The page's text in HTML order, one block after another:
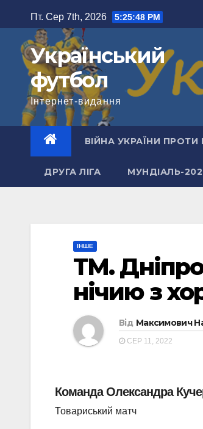
до
вмісту
Пт. Сер 7th, 2026 5:25:49 PM
Український
футбол
Інтернет-видання
ВІЙНА УКРАЇНИ ПРОТИ
ДРУГА ЛІГА МУНДІАЛЬ-
ІНШЕ
ТМ.
нічию з
Від Максимович
СЕР 11, 2022
Команда Олександра
Товариський матч